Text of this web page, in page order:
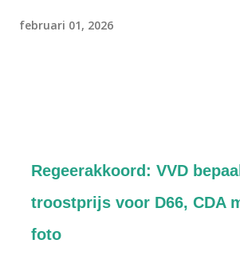
februari 01, 2026
Regeerakkoord: VVD
troostprijs voor D66, CDA
foto